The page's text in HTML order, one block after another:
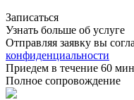
Записаться
Узнать больше об услуге
Отправляя заявку вы
конфиденциальности
Приедем в течение 60
Полное сопровождение